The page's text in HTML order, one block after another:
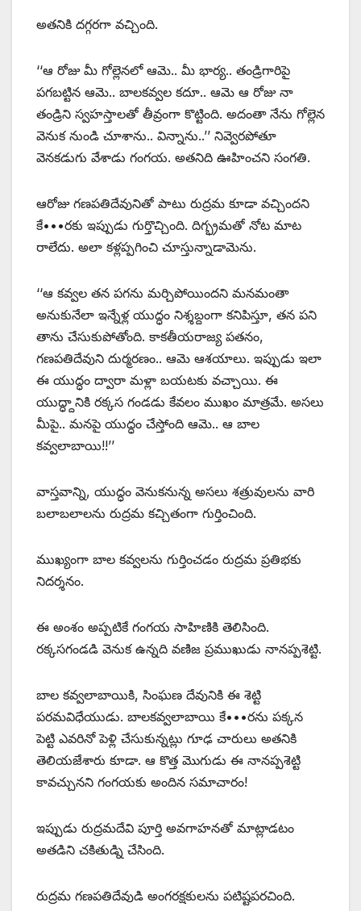
అతనికి దగ్గరగా వచ్చింది.
‘‘ఆ రోజు మీ గోల్లెనలో ఆమె.. మీ భార్య.. తండ్రిగారిపై
పగబట్టిన ఆమె.. బాలకవ్వల కదూ.. ఆమె ఆ రోజు నా
తండ్రిని స్వహస్తాలతో తీవ్రంగా కొట్టింది. అదంతా నేను గోల్లెన
వెనుక నుండి చూశాను.. విన్నాను..’’ నివ్వెరపోతూ
వెనకడుగు వేశాడు గంగయ. అతనిది ఊహించని సంగతి.
ఆరోజు గణపతిదేవునితో పాటు రుద్రమ కూడా వచ్చిందని
కే•••రకు ఇప్పుడు గుర్తొచ్చింది. దిగ్భ్రమతో నోట మాట
రాలేదు. అలా కళ్లప్పగించి చూస్తున్నాడామెను.
‘‘ఆ కవ్వల తన పగను మర్చిపోయిందని మనమంతా
అనుకునేలా ఇన్నేళ్ల యుద్ధం నిశ్శబ్దంగా కనిపిస్తూ, తన పని
తాను చేసుకుపోతోంది. కాకతీయరాజ్య పతనం,
గణపతిదేవుని దుర్మరణం.. ఆమె ఆశయాలు. ఇప్పుడు ఇలా
ఈ యుద్ధం ద్వారా మళ్లా బయటకు వచ్చాయి. ఈ
యుద్ధ్దానికి రక్కస గండడు కేవలం ముఖం మాత్రమే. అసలు
మీపై.. మనపై యుద్ధం చేస్తోంది ఆమె.. ఆ బాల
కవ్వలాబాయి!!’’
వాస్తవాన్ని, యుద్ధం వెనుకనున్న అసలు శత్రువులను వారి
బలాబలాలను రుద్రమ కచ్చితంగా గుర్తించింది.
ముఖ్యంగా బాల కవ్వలను గుర్తించడం రుద్రమ ప్రతిభకు
నిదర్శనం.
ఈ అంశం అప్పటికే గంగయ సాహిణికి తెలిసింది.
రక్కసగండడి వెనుక ఉన్నది వణిజ ప్రముఖుడు నానప్పశెట్టి.
బాల కవ్వలాబాయికి, సింఘణ దేవునికి ఈ శెట్టి
పరమవిధేయుడు. బాలకవ్వలాబాయి కే•••రను పక్కన
పెట్టి ఎవరినో పెళ్లి చేసుకున్నట్లు గూఢ చారులు అతనికి
తెలియజేశారు కూడా. ఆ కొత్త మొగుడు ఈ నానప్పశెట్టి
కావచ్చునని గంగయకు అందిన సమాచారం!
ఇప్పుడు రుద్రమదేవి పూర్తి అవగాహనతో మాట్లాడటం
అతడిని చకితుడ్ని చేసింది.
రుద్రమ గణపతిదేవుడి అంగరక్షకులను పటిష్టపరచింది.